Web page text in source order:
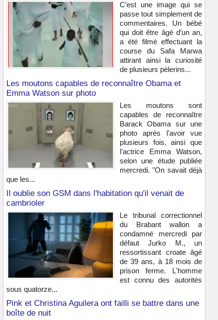
C’est une image qui se
passe tout simplement de
commentaires. Un bébé
qui doit être âgé d’un an,
a été filmé effectuant la
course du Safa Marwa
attirant ainsi la curiosité
de plusieurs pèlerins...
Les moutons capables de reconnaître Obama et
Emma Watson sur photo
Les moutons sont
capables de reconnaître
Barack Obama sur une
photo après l'avoir vue
plusieurs fois, ainsi que
l'actrice Emma Watson,
selon une étude publiée
mercredi. "On savait déjà
que les...
Il oublie son GSM dans l'habitation qu'il venait de
cambrioler
Le tribunal correctionnel
du Brabant wallon a
condamné mercredi par
défaut Jurko M., un
ressortissant croate âgé
de 39 ans, à 18 mois de
prison ferme. L'homme
est connu des autorités
sous quatorze...
Pink et Christina Aguilera ont failli se battre dans une
boîte de nuit